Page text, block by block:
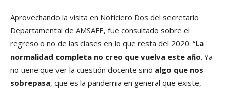
Aprovechando la visita en Noticiero Dos del secretario
Departamental de AMSAFE, fue consultado sobre el
regreso o no de las clases en lo que resta del 2020: “La
normalidad completa no creo que vuelva este año. Ya
no tiene que ver la cuestión docente sino algo que nos
sobrepasa, que es la pandemia en general que existe,